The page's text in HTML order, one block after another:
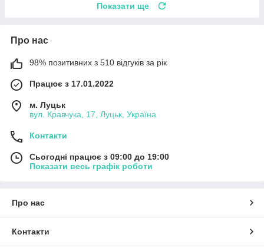
Показати ще
Про нас
98% позитивних з 510 відгуків за рік
Працює з 17.01.2022
м. Луцьк
вул. Кравчука, 17, Луцьк, Україна
Контакти
Сьогодні працює з 09:00 до 19:00
Показати весь графік роботи
Про нас
Контакти